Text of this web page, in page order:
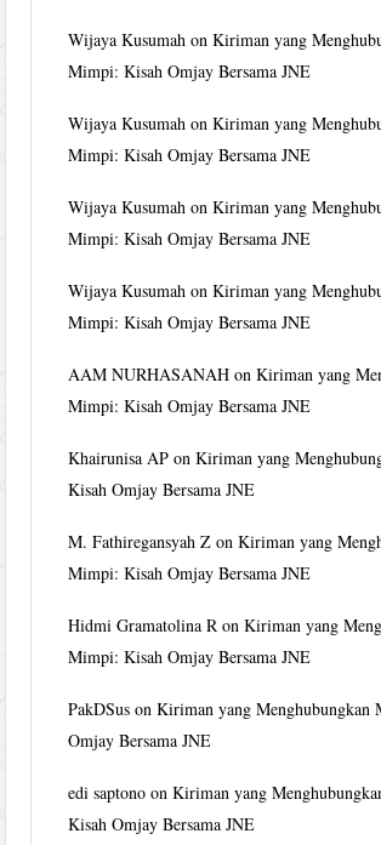
Wijaya Kusumah onKiriman yang
Mimpi: Kisah Omjay Bersama JNE
Wijaya Kusumah onKiriman yang
Mimpi: Kisah Omjay Bersama JNE
Wijaya Kusumah onKiriman yang
Mimpi: Kisah Omjay Bersama JNE
Wijaya Kusumah onKiriman yang
Mimpi: Kisah Omjay Bersama JNE
AAM NURHASANAH onKiriman yang
Mimpi: Kisah Omjay Bersama JNE
Khairunisa AP onKiriman yang
Kisah Omjay Bersama JNE
M. Fathiregansyah Z onKiriman yang
Mimpi: Kisah Omjay Bersama JNE
Hidmi Gramatolina R onKiriman yang
Mimpi: Kisah Omjay Bersama JNE
PakDSus onKiriman yang Menghubungkan
Omjay Bersama JNE
edi saptono onKiriman yang
Kisah Omjay Bersama JNE